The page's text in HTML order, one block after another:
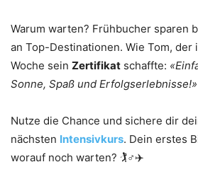
Warum warten? Frühbucher sparen
an Top-Destinationen. Wie Tom, der
Woche sein Zertifikat schaffte:
Sonne, Spaß und Erfolgserlebnisse!»
Nutze die Chance und sichere dir
nächsten Intensivkurs. Dein erstes
worauf noch warten? 🏌️♂️✈️